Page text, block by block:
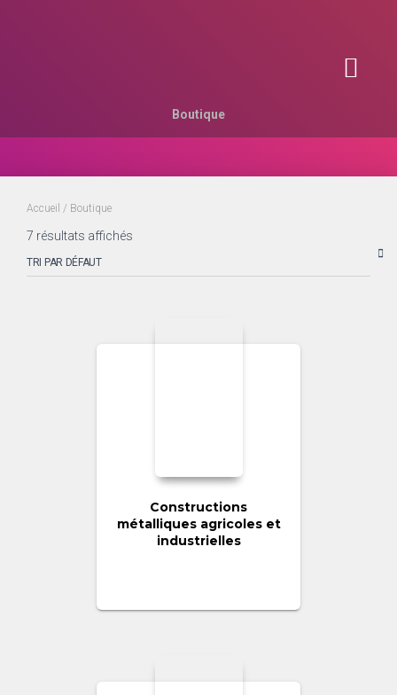
Boutique
Accueil / Boutique
7 résultats affichés
Constructions
métalliques agricoles et
industrielles